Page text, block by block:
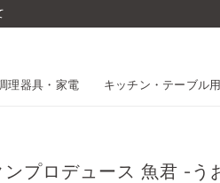
理器具・家電 キッチン・テーブル
ンプロデュース 魚君 -う